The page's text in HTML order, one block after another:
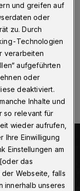
neuen Song
Menschen in
Thema
und greifen auf
oder
zu. Durch
Technologien
verarbeiten
aufgeführten
oder
deaktiviert.
Inhalte und
so relevant für
wieder aufrufen,
Ihre Einwilligung
Einstellungen am
das
Webseite, falls
innerhalb unseres